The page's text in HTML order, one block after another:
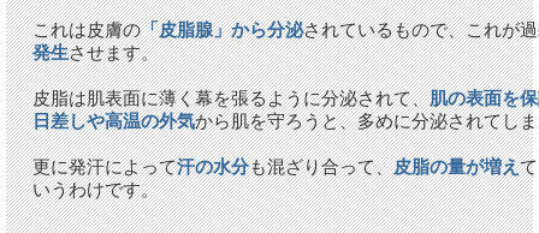
これは皮膚の「皮脂腺」から分泌されているもので、これが
発生させます。
皮脂は肌表面に薄く幕を張るように分泌されて、肌の表面を
日差しや高温の外気から肌を守ろうと、多めに分泌されてし
更に発汗によって汗の水分も混ざり合って、皮脂の量が増え
いうわけです。